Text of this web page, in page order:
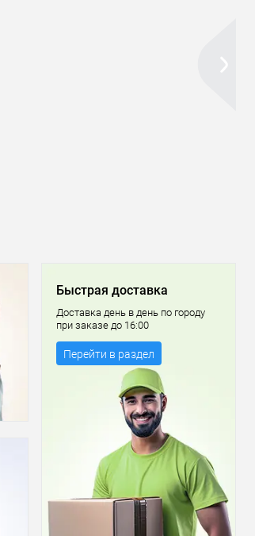
Быстрая доставка
Доставка день в день по городу
при заказе до 16:00
Перейти в раздел